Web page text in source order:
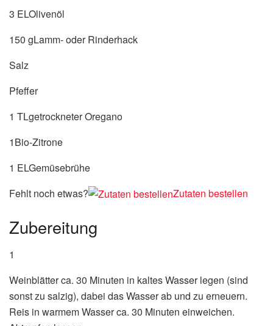
3 ELOlivenöl
150 gLamm- oder Rinderhack
Salz
Pfeffer
1 TLgetrockneter Oregano
1Bio-Zitrone
1 ELGemüsebrühe
Fehlt noch etwas?
Zutaten bestellen
Zubereitung
1
Weinblätter ca. 30 Minuten in kaltes Wasser legen (sind
sonst zu salzig), dabei das Wasser ab und zu erneuern.
Reis in warmem Wasser ca. 30 Minuten einweichen.